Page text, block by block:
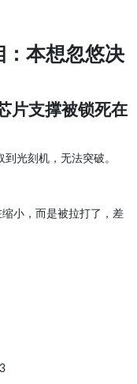
本想忽悠决
片支撑被锁死在
光刻机，无法突破。
小，而是被拉打了，差